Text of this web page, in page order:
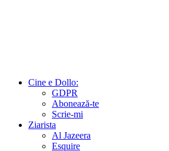
Cine e Dollo:
GDPR
Abonează-te
Scrie-mi
Ziarista
Al Jazeera
Esquire